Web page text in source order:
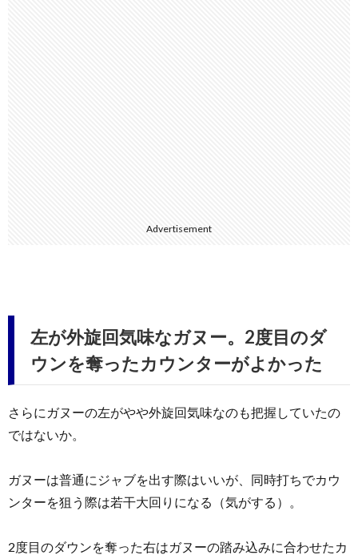
Advertisement
左が外旋回気味なガヌー。2度目のダ
ウンを奪ったカウンターがよかった
さらにガヌーの左がやや外旋回気味なのも把握していたの
ではないか。
ガヌーは普通にジャブを出す際はいいが、同時打ちでカウ
ンターを狙う際は若干大回りになる（気がする）。
2度目のダウンを奪った右はガヌーの踏み込みに合わせたカ